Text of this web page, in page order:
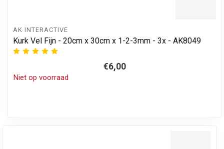
AK INTERACTIVE
Kurk Vel Fijn - 20cm x 30cm x 1-2-3mm - 3x - AK8049
€6,00
Niet op voorraad